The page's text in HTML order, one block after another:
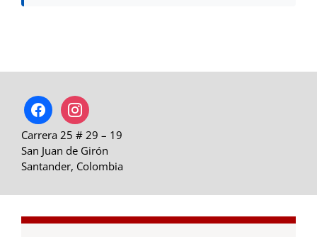
facebookinstagram
Carrera 25 # 29 – 19
San Juan de Girón
Santander, Colombia